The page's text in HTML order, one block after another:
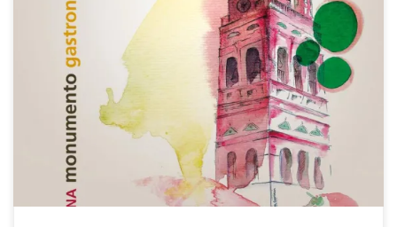
Llerena, Monumento Gastronómico, se celebrará los días 1 –
2 – 3 de JULIO; este año llegamos a la cuarta edición de este
evento donde se conjuga gastronomía, arte y cultura. El
público podrá elegir entre siete cenas diferentes, ya que
nuevamente este año se incorpora una nueva cena,” Cena […]